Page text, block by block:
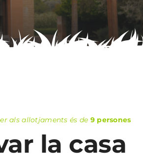
als allotjaments és de 9 persones
la casa